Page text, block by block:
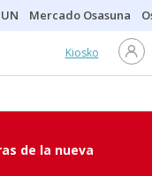
Mercado Osasuna
Kiosko
de la nueva